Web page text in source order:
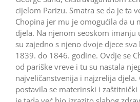
cijelom Parizu. Smatra se da je ta
Chopina jer mu je omogućila da u
djela. Na njenom seoskom
su zajedno s njeno dvoje djece
1839. do 1846. godine. Ovdje se
od pariške vreve i tu su nastala
najveličanstvenija i najzrelija djela.
postavila se materinski i